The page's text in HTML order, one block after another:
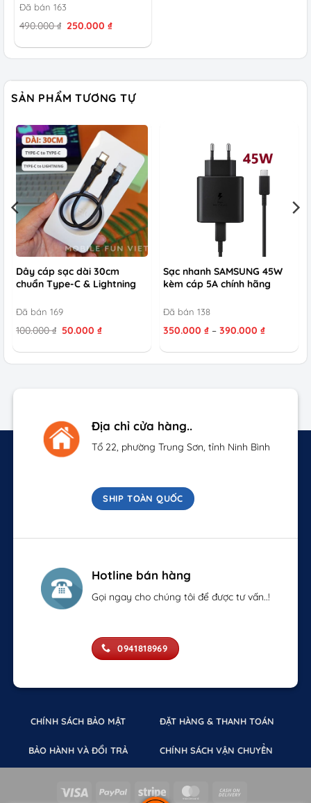
Đã bán 163
490.000₫ Giá
là:
250.000₫Giá
tại
SẢN PHẨM TƯƠNG TỰ
Dây cáp sạc dài 30cm
chuẩn Type-C & Lightning
Đã bán 169
100.000₫ Giá
là:
50.000₫Giá
tại
Sạc nhanh SAMSUNG 45W
kèm cáp 5A chính hãng
Đã bán 138
350.000 ₫ – 390.000 ₫Khoảng
từ
350.000 ₫
Địa chỉ cửa hàng..
Tổ 22, phường Trung Sơn, tỉnh Ninh Bình
SHIP TOÀN QUỐC
Hotline bán hàng
Gọi ngay cho chúng tôi để được tư vấn..!
0941818969
CHÍNH SÁCH BẢO MẬT ĐẶT HÀNG & THANH TOÁN
BẢO HÀNH VÀ ĐỔI TRẢ CHÍNH SÁCH VẬN CHUYỂN
Visa PayPal Stripe MasterCard